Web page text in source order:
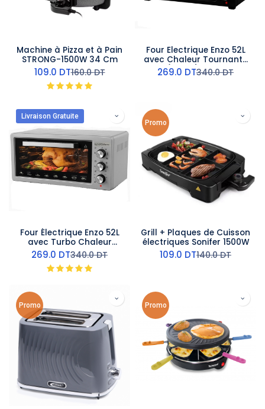
Machine à Pizza et à Pain
STRONG-1500W 34 Cm
109.0 DT160.0DT
Four Electrique Enzo 52L
avec Chaleur Tournante
(Turbo) - Noir
269.0 DT340.0DT
Livraison Gratuite
Four Électrique Enzo 52L
avec Turbo Chaleur
Tournante - Gris
269.0 DT340.0DT
Promo
Grill + Plaques de Cuisson
électriques Sonifer 1500W
109.0 DT140.0DT
Promo Promo